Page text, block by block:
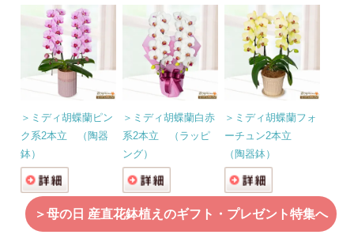
＞ミディ胡蝶蘭ピン
ク系2本立 （陶器
鉢）
＞ミディ胡蝶蘭白赤
系2本立 （ラッピ
ング）
＞ミディ胡蝶蘭フォ
ーチュン2本立
（陶器鉢）
＞母の日 産直花鉢植えのギフト・プレゼント特集へ